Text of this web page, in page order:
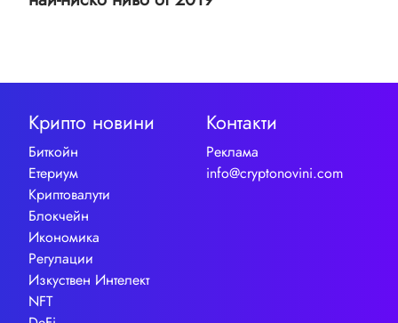
Крипто новини
Биткойн
Етериум
Криптовалути
Блокчейн
Икономика
Регулации
Изкуствен Интелект
NFT
Контакти
Реклама
info@cryptonovini.com